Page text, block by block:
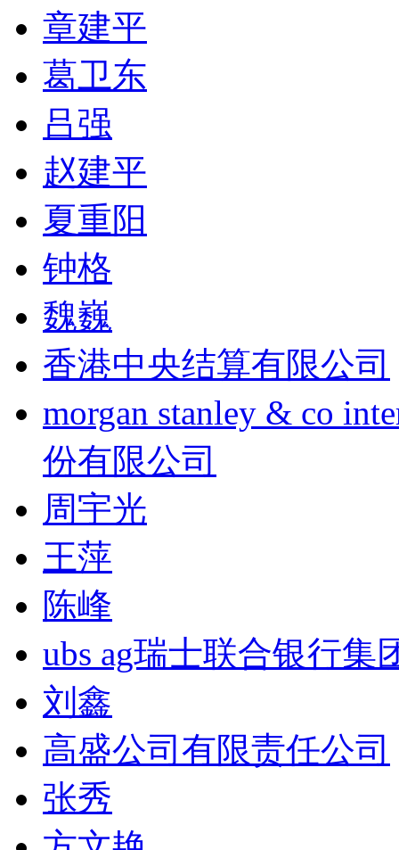
章建平
葛卫东
吕强
赵建平
夏重阳
钟格
魏巍
香港中央结算有限公司
morgan stanley & co
份有限公司
周宇光
王萍
陈峰
ubs ag瑞士联合银行集
刘鑫
高盛公司有限责任公司
张秀